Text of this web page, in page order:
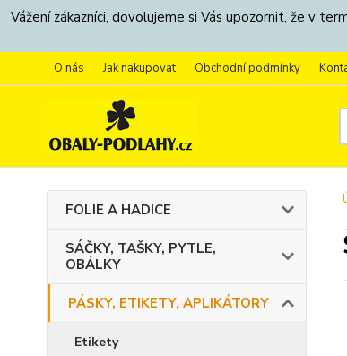
Vážení zákazníci, dovolujeme si Vás upozornit, že v
O nás Jak nakupovat Obchodní podmínky
FOLIE A HADICE
SÁČKY, TAŠKY, PYTLE,
OBÁLKY
PÁSKY, ETIKETY, APLIKÁTORY
Etikety